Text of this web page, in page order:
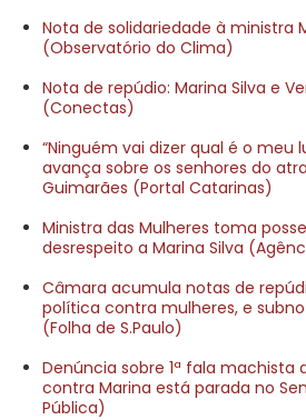
Nota de solidariedade à ministra
(Observatório do Clima)
Nota de repúdio: Marina Silva e
(Conectas)
“Ninguém vai dizer qual é o meu
avança sobre os senhores do
Guimarães (Portal Catarinas)
Ministra das Mulheres toma
desrespeito a Marina Silva
Câmara acumula notas de
política contra mulheres, e
(Folha de S.Paulo)
Denúncia sobre 1ª fala machista
contra Marina está parada no
Pública)